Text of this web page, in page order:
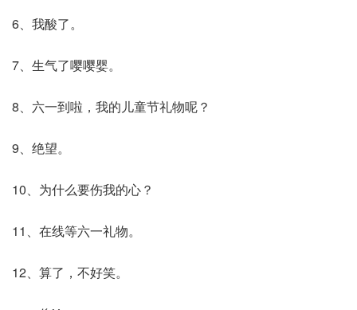
6、我酸了。
7、生气了嘤嘤婴。
8、六一到啦，我的儿童节礼物呢？
9、绝望。
10、为什么要伤我的心？
11、在线等六一礼物。
12、算了，不好笑。